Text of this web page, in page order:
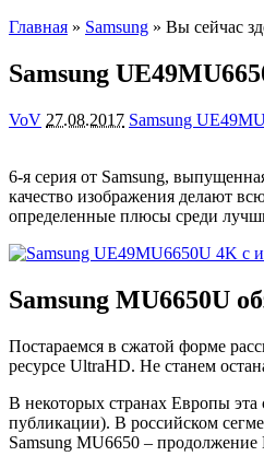
Главная » Samsung » Вы сейчас
Samsung
VoV 27.08.2017 Samsung
6-я серия от Samsung,
качество изображения делают
определенные плюсы среди
Samsung MU6650U
Постараемся в сжатой форме
ресурсе UltraHD. Не станем
В некоторых странах Европы эта
публикации). В российском
Samsung MU6650 – продолжение